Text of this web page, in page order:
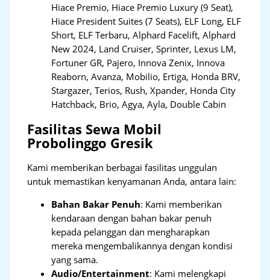
Hiace Premio, Hiace Premio Luxury (9 Seat),
Hiace President Suites (7 Seats), ELF Long, ELF
Short, ELF Terbaru, Alphard Facelift, Alphard
New 2024, Land Cruiser, Sprinter, Lexus LM,
Fortuner GR, Pajero, Innova Zenix, Innova
Reaborn, Avanza, Mobilio, Ertiga, Honda BRV,
Stargazer, Terios, Rush, Xpander, Honda City
Hatchback, Brio, Agya, Ayla, Double Cabin
Fasilitas Sewa Mobil
Probolinggo Gresik
Kami memberikan berbagai fasilitas unggulan
untuk memastikan kenyamanan Anda, antara lain:
Bahan Bakar Penuh: Kami memberikan
kendaraan dengan bahan bakar penuh
kepada pelanggan dan mengharapkan
mereka mengembalikannya dengan kondisi
yang sama.
Audio/Entertainment: Kami melengkapi